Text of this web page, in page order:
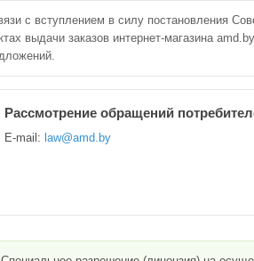
с вступлением в силу постановления
выдачи заказов интернет-магазина
Рассмотрение обращений
E-mail: law@amd.by